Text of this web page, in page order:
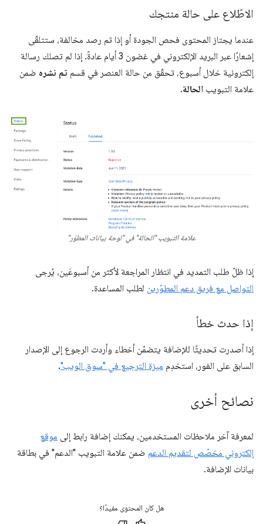
الاطّلاع على حالة منتجك
عندما يجتاز المحتوى فحص الجودة أو إذا تم رصد مخالفة، ستتلقّى
إشعارًا عبر البريد الإلكتروني في غضون 3 أيام عادةً. إذا لم تصلك رسالة
إلكترونية خلال أسبوع، تحقّق من حالة العنصر في قسم تم نشره ضمن
علامة التبويب الحالة.
علامة التبويب "الحالة" في "لوحة بيانات المطوّر"
إذا ظلّ طلب التمديد في انتظار المراجعة لأكثر من أسبوعَين، يُرجى
التواصل مع فريق دعم المطوّرين لطلب المساعدة.
إذا حدث خطأ
إذا أصدرت تحديثًا للإضافة يتضمّن أخطاء وأردت الرجوع إلى الإصدار
السابق على الفور، استخدِم ميزة الترجيع في "سوق الويب".
نصائح أخرى
لمعرفة آخر ملاحظات المستخدمين، يمكنك إضافة رابط إلى موقع
إلكتروني مخصّص لتقديم الدعم ضمن علامة التبويب "الدعم" في بطاقة
بيانات الإضافة.
هل كان المحتوى مفيدًا؟